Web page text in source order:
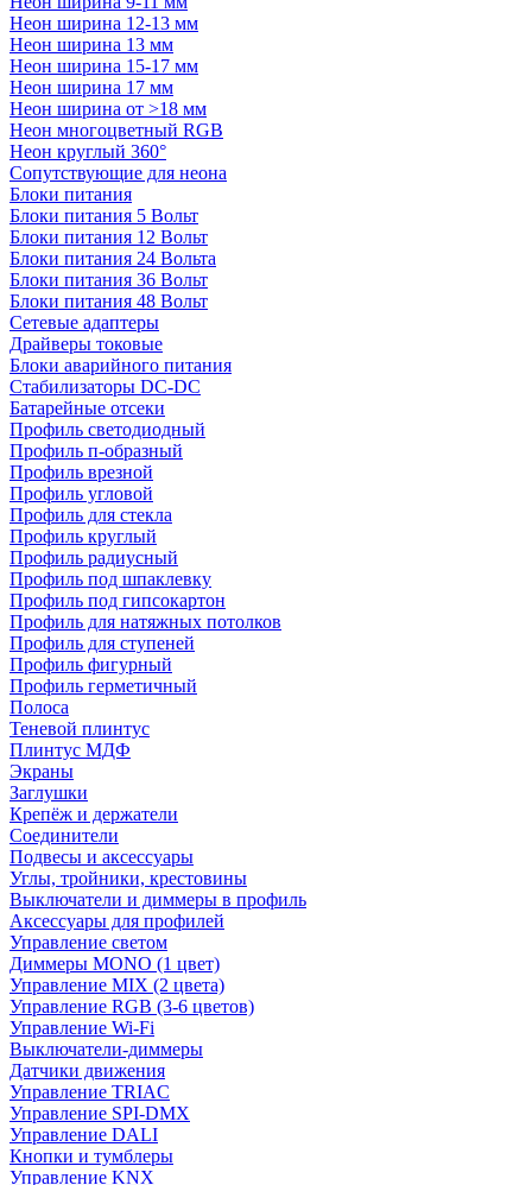
Неон ширина 12-13 мм
Неон ширина 13 мм
Неон ширина 15-17 мм
Неон ширина 17 мм
Неон ширина от >18 мм
Неон многоцветный RGB
Неон круглый 360°
Сопутствующие для неона
Блоки питания
Блоки питания 5 Вольт
Блоки питания 12 Вольт
Блоки питания 24 Вольта
Блоки питания 36 Вольт
Блоки питания 48 Вольт
Сетевые адаптеры
Драйверы токовые
Блоки аварийного питания
Стабилизаторы DC-DC
Батарейные отсеки
Профиль светодиодный
Профиль п-образный
Профиль врезной
Профиль угловой
Профиль для стекла
Профиль круглый
Профиль радиусный
Профиль под шпаклевку
Профиль под гипсокартон
Профиль для натяжных потолков
Профиль для ступеней
Профиль фигурный
Профиль герметичный
Полоса
Теневой плинтус
Плинтус МДФ
Экраны
Заглушки
Крепёж и держатели
Соединители
Подвесы и аксессуары
Углы, тройники, крестовины
Выключатели и диммеры в профиль
Аксессуары для профилей
Управление светом
Диммеры MONO (1 цвет)
Управление MIX (2 цвета)
Управление RGB (3-6 цветов)
Управление Wi-Fi
Выключатели-диммеры
Датчики движения
Управление TRIAC
Управление SPI-DMX
Управление DALI
Кнопки и тумблеры
Управление KNX